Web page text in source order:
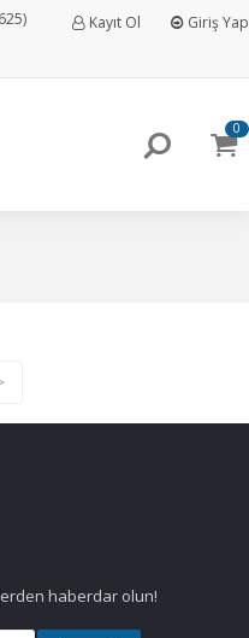
Kayıt Ol Giriş Yap
0
haberdar olun!